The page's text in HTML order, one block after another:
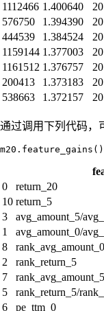
1112466 1.400640
576750
1.394390
444539
1.384524
1159144 1.377003
1161512 1.376757
200413
1.373183
538663
1.372157
通过调用下列代码，
0
return_20
10 return_5
3
avg_amount_5/
1
avg_amount_0/
8
2
rank_return_5
7
5
rank_return_5/
6
pe_ttm_0